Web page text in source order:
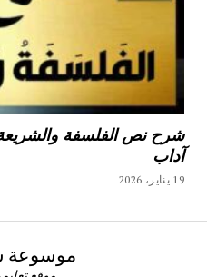
شرح نص الفلسفة والشريعة
آداب
19 يناير، 2026